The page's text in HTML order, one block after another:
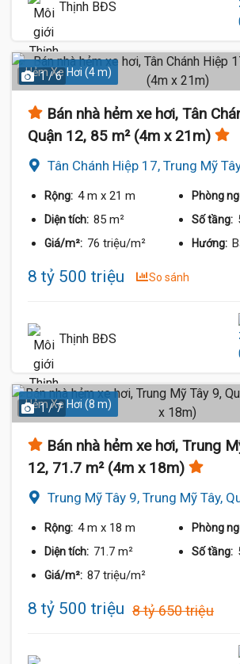
Thịnh BĐS
Hẻm Xe Hơi (4 m)
1 / 6
Bán nhà hẻm xe hơi, Tân
Quận 12, 85 m² (4m x 21m)
Tân Chánh Hiệp 17, Trung Mỹ
Rộng: 4 m x 21 m Phòng
Diện tích: 85 m² Số tầng:
Giá/m²: 76 triệu/m² Hướng:
8 tỷ 500 triệu So sánh
Thịnh BĐS
Hẻm Xe Hơi (8 m)
1 / 7
Bán nhà hẻm xe hơi, Trung
12, 71.7 m² (4m x 18m)
Trung Mỹ Tây 9, Trung Mỹ Tây,
Rộng: 4 m x 18 m Phòng
Diện tích: 71.7 m² Số tầng:
Giá/m²: 87 triệu/m²
8 tỷ 500 triệu 8 tỷ 650 triệu